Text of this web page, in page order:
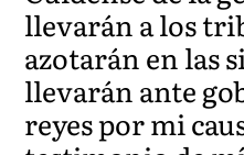
llevarán a los
azotarán en las
llevarán ante
reyes por mi